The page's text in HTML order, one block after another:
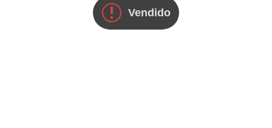
Vendido